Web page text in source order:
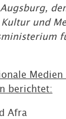
und
berichtet:
Afra